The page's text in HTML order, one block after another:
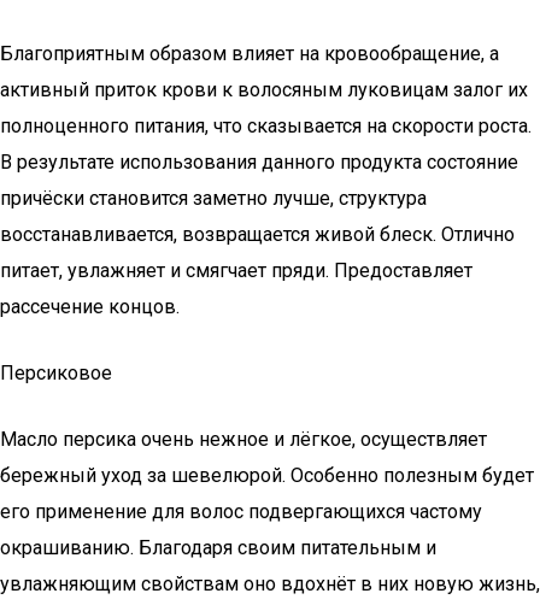
Благоприятным образом влияет на кровообращение, а
активный приток крови к волосяным луковицам залог их
полноценного питания, что сказывается на скорости роста.
В результате использования данного продукта состояние
причёски становится заметно лучше, структура
восстанавливается, возвращается живой блеск. Отлично
питает, увлажняет и смягчает пряди. Предоставляет
рассечение концов.
Персиковое
Масло персика очень нежное и лёгкое, осуществляет
бережный уход за шевелюрой. Особенно полезным будет
его применение для волос подвергающихся частому
окрашиванию. Благодаря своим питательным и
увлажняющим свойствам оно вдохнёт в них новую жизнь,